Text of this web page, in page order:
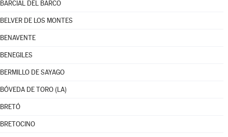
BARCIAL DEL BARCO
BELVER DE LOS MONTES
BENAVENTE
BENEGILES
BERMILLO DE SAYAGO
BÓVEDA DE TORO (LA)
BRETÓ
BRETOCINO